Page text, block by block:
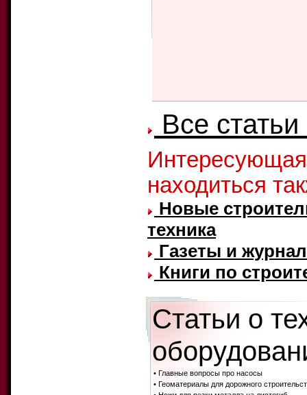
Все
находиться
Новые
техника
Газеты и
Книги по
Статьи о
• Главные вопросы про насосы
• Геоматериалы для дорожного